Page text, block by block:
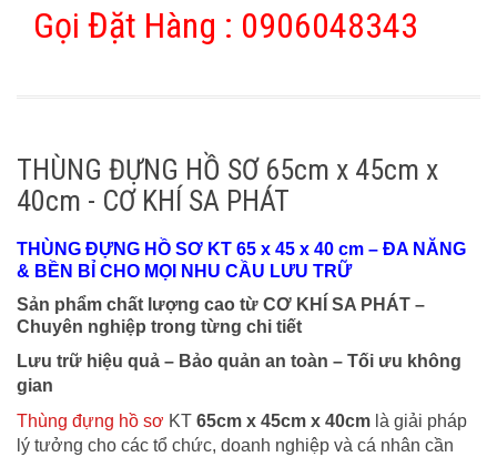
Gọi Đặt Hàng : 0906048343
THÙNG ĐỰNG HỒ SƠ 65cm x 45cm x
40cm - CƠ KHÍ SA PHÁT
THÙNG ĐỰNG HỒ SƠ KT 65 x 45 x 40 cm – ĐA NĂNG
& BỀN BỈ CHO MỌI NHU CẦU LƯU TRỮ
Sản phẩm chất lượng cao từ CƠ KHÍ SA PHÁT –
Chuyên nghiệp trong từng chi tiết
Lưu trữ hiệu quả – Bảo quản an toàn – Tối ưu không
gian
Thùng đựng hồ sơ KT 65cm x 45cm x 40cm là giải pháp
lý tưởng cho các tổ chức, doanh nghiệp và cá nhân cần